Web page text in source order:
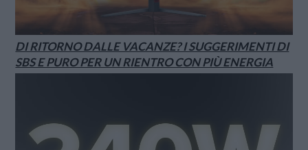
DI RITORNO DALLE VACANZE? I SUGGERIMENTI DI
SBS E PURO PER UN RIENTRO CON PIÙ ENERGIA